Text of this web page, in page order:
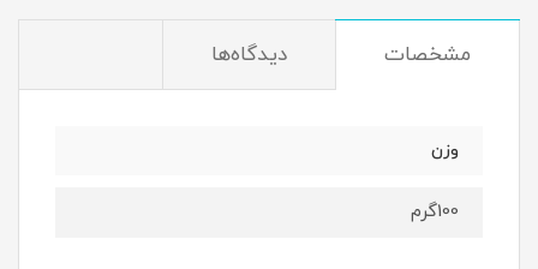
مشخصات دیدگاه‌ها
وزن
100گرم